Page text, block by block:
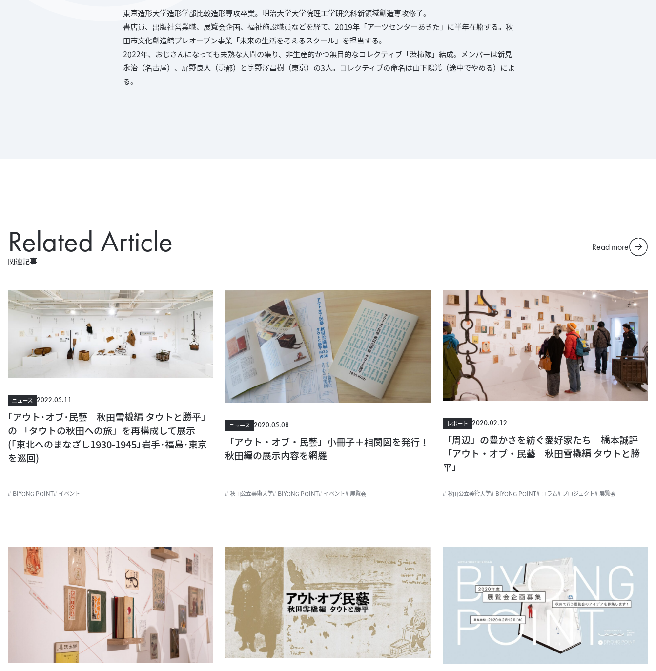
東京造形大学造形学部比較造形専攻卒業。明治大学大学院理工学研究科新領域創造専攻修了。
書店員、出版社営業職、展覧会企画、福祉施設職員などを経て、2019年「アーツセンターあきた」に半年在籍する。秋
田市文化創造館プレオープン事業「未来の生活を考えるスクール」を担当する。
2022年、おじさんになっても未熟な人間の集り、非生産的かつ無目的なコレクティブ「渋柿隊」結成。メンバーは新見
永治（名古屋）、扉野良人（京都）と宇野澤昌樹（東京）の3人。コレクティブの命名は山下陽光（途中でやめる）によ
る。
Related Article
関連記事
Read more
ニュース 2022.05.11
｢アウト･オブ･民藝｜秋田雪橇編 タウトと勝平｣
の 「タウトの秋田への旅」を再構成して展示
(｢東北へのまなざし1930-1945｣岩手･福島･東京
を巡回)
# BIYONG POINT# イベント
ニュース 2020.05.08
「アウト・オブ・民藝」小冊子＋相関図を発行！
秋田編の展示内容を網羅
# 秋田公立美術大学# BIYONG POINT# イベント# 展覧会
レポート 2020.02.12
「周辺」の豊かさを紡ぐ愛好家たち 橋本誠評
「アウト・オブ・民藝｜秋田雪橇編 タウトと勝
平」
# 秋田公立美術大学# BIYONG POINT# コラム# プロジェクト# 展覧会